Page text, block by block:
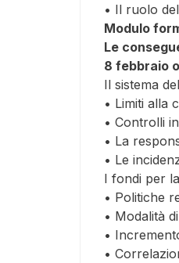
• Il ruolo
Modulo
Le
8 febbraio
Il sistema
• Limiti alla
• Controlli
• La
• Le
I fondi per
• Politiche
• Modalità
•
•